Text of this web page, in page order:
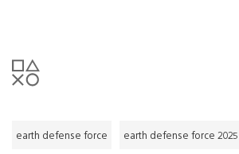
earth defense force earth defense force 2025